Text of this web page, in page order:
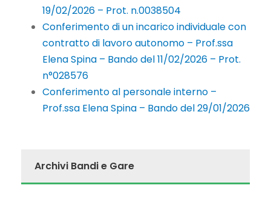
19/02/2026 – Prot. n.0038504
Conferimento di un incarico individuale con
contratto di lavoro autonomo – Prof.ssa
Elena Spina – Bando del 11/02/2026 – Prot.
n°028576
Conferimento al personale interno –
Prof.ssa Elena Spina – Bando del 29/01/2026
Archivi Bandi e Gare